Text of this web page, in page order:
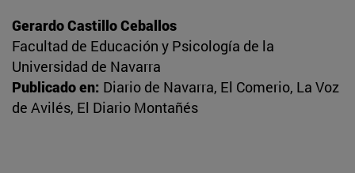
Gerardo Castillo Ceballos
Facultad de Educación y Psicología de la
Universidad de Navarra
Publicado en: Diario de Navarra, El Comerio, La Voz
de Avilés, El Diario Montañés